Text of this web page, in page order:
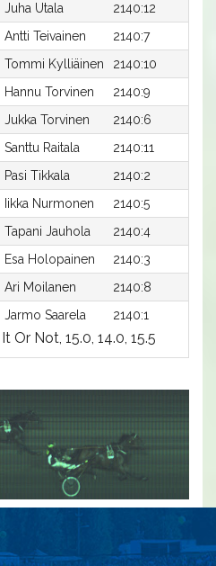
Juha Utala 2140:12
Antti Teivainen 2140:7
Tommi Kylliäinen 2140:10
Hannu Torvinen 2140:9
Jukka Torvinen 2140:6
Santtu Raitala 2140:11
Pasi Tikkala 2140:2
Iikka Nurmonen 2140:5
Tapani Jauhola 2140:4
Esa Holopainen 2140:3
Ari Moilanen 2140:8
Jarmo Saarela 2140:1
Or Not, 15.0, 14.0, 15.5